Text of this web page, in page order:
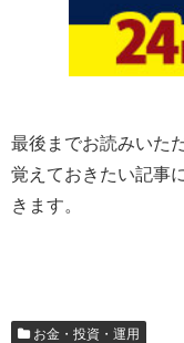
最後までお読みいた
覚えておきたい記事
きます。
お金・投資・運用